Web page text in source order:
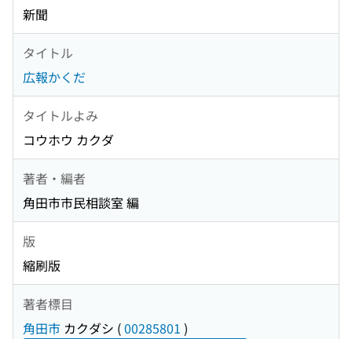
新聞
タイトル
広報かくだ
タイトルよみ
コウホウ カクダ
著者・編者
角田市市民相談室 編
版
縮刷版
著者標目
角田市 カクダシ (00285801 )